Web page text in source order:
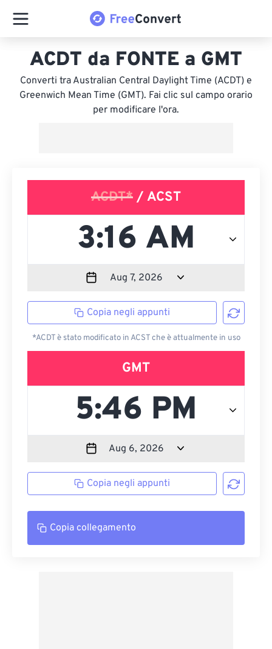
ACDT da FONTE a GMT
Converti tra Australian Central Daylight Time (ACDT) e
Greenwich Mean Time (GMT). Fai clic sul campo orario
per modificare l'ora.
ACDT* / ACST
Copia negli appunti
*ACDT è stato modificato in ACST che è attualmente in uso
GMT
Copia negli appunti
Copia collegamento